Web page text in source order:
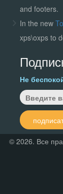
and footers.
In the new
xps\oxps to
Не
© 2026. Все